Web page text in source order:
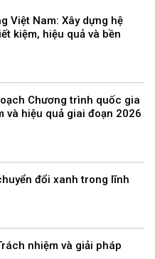
Việt Nam: Xây dựng hệ
kiệm, hiệu quả và bền
Chương trình quốc gia
và hiệu quả giai đoạn 2026
đổi xanh trong lĩnh
nhiệm và giải pháp